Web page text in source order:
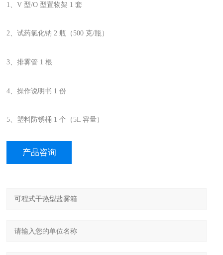
1、V 型/O 型置物架 1 套
2、试药氯化钠 2 瓶（500 克/瓶）
3、排雾管 1 根
4、操作说明书 1 份
5、塑料防锈桶 1 个（5L 容量）
产品咨询